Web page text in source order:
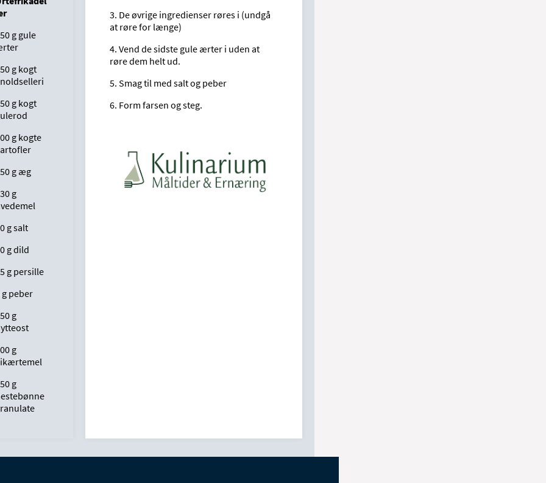
g gule
g kogt
g kogt
g kogte
g æg
g
g salt
g dild
g persille
g peber
g
g
g
3. De øvrige ingredienser røres i (undgå
at røre for længe)
4. Vend de sidste gule ærter i uden at
røre dem helt ud.
5. Smag til med salt og peber
6. Form farsen og steg.